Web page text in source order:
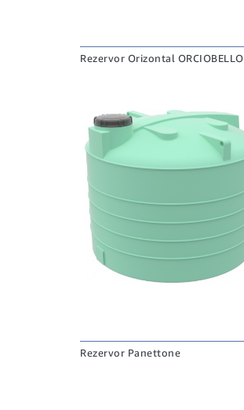
Rezervor Orizontal ORCIOBELLO
Rezervor Panettone